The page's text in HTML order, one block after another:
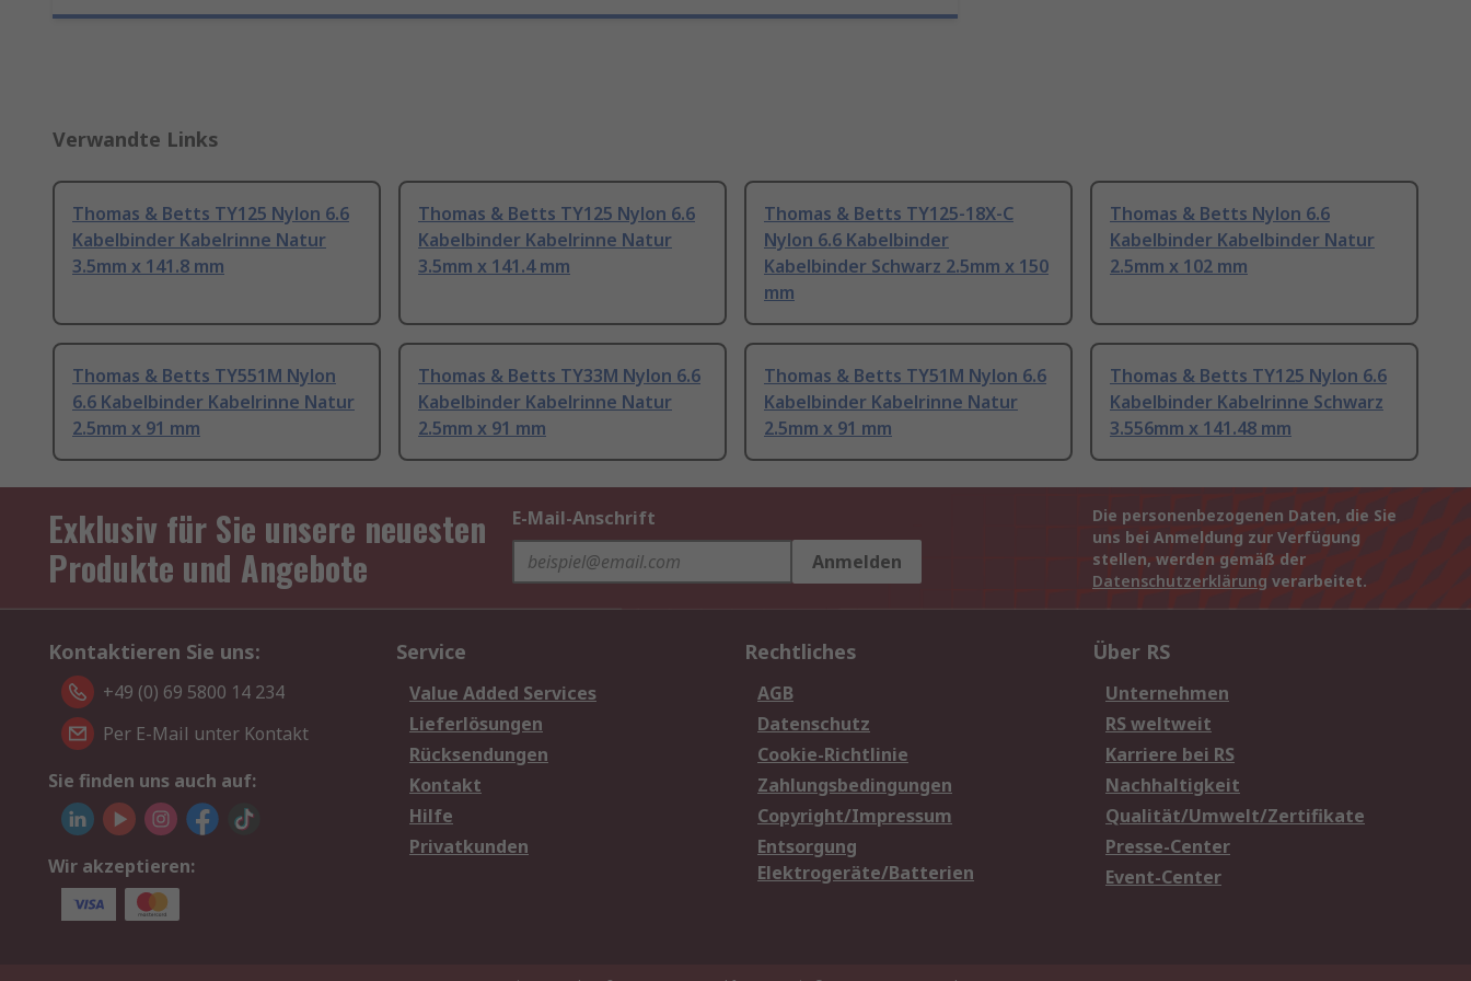
Verwandte Links
Thomas & Betts TY125 Nylon 6.6
Kabelbinder Kabelrinne Natur
3.5mm x 141.8 mm
Thomas & Betts TY125 Nylon 6.6
Kabelbinder Kabelrinne Natur
3.5mm x 141.4 mm
Thomas & Betts TY125-18X-C
Nylon 6.6 Kabelbinder
Kabelbinder Schwarz 2.5mm x 150
mm
Thomas & Betts Nylon 6.6
Kabelbinder Kabelbinder Natur
2.5mm x 102 mm
Thomas & Betts TY551M Nylon
6.6 Kabelbinder Kabelrinne Natur
2.5mm x 91 mm
Thomas & Betts TY33M Nylon 6.6
Kabelbinder Kabelrinne Natur
2.5mm x 91 mm
Thomas & Betts TY51M Nylon 6.6
Kabelbinder Kabelrinne Natur
2.5mm x 91 mm
Thomas & Betts TY125 Nylon 6.6
Kabelbinder Kabelrinne Schwarz
3.556mm x 141.48 mm
Exklusiv für Sie unsere neuesten
Produkte und Angebote
E-Mail-Anschrift
Anmelden
Die personenbezogenen Daten, die Sie
uns bei Anmeldung zur Verfügung
stellen, werden gemäß der
Datenschutzerklärung verarbeitet.
Kontaktieren Sie uns:
+49 (0) 69 5800 14 234
Per E-Mail unter Kontakt
Sie finden uns auch auf:
Wir akzeptieren:
Service
Value Added Services
Lieferlösungen
Rücksendungen
Kontakt
Hilfe
Privatkunden
Rechtliches
AGB
Datenschutz
Cookie-Richtlinie
Zahlungsbedingungen
Copyright/Impressum
Entsorgung
Elektrogeräte/Batterien
Über RS
Unternehmen
RS weltweit
Karriere bei RS
Nachhaltigkeit
Qualität/Umwelt/Zertifikate
Presse-Center
Event-Center